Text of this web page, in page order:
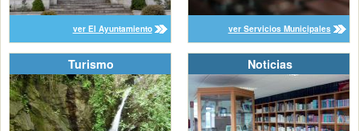
ver El Ayuntamiento ver Servicios Municipales
Turismo Noticias